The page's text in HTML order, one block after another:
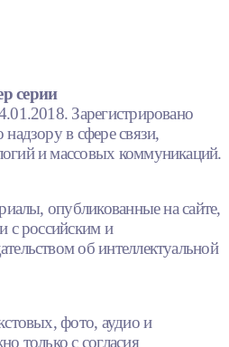
серии
Зарегистрировано
в сфере связи,
и массовых коммуникаций.
опубликованные на сайте,
с российским и
об интеллектуальной
фото, аудио и
только с согласия